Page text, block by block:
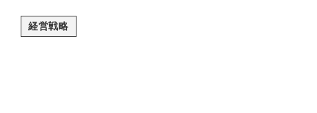
経営戦略